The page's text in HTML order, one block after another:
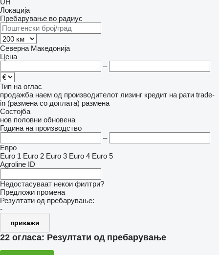
UH
Локација
Пребарување во радиус
Северна Македонија
Цена
–
Тип на оглас
продажба наем од производителот лизинг кредит на рати trade-
in (размена со доплата) размена
Состојба
нов половни обновена
Година на производство
–
Евро
Euro 1 Euro 2 Euro 3 Euro 4 Euro 5
Agroline ID
Недостасуваат некои филтри?
Предложи промена
Резултати од пребарување:
-
прикажи
22 огласа: Резултати од пребарување